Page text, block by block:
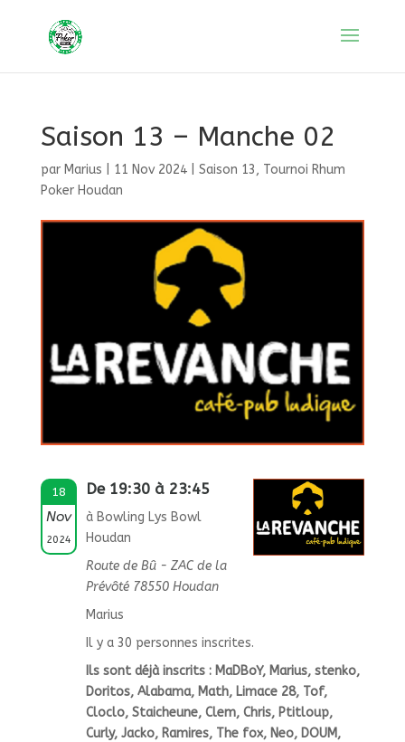
Saison 13 – Manche 02
par Marius 11 Nov 2024| Saison 13, Tournoi Rhum
Poker Houdan
18
Nov
2024
De 19:30 à 23:45
à Bowling Lys Bowl
Houdan
Route de Bû - ZAC de la
Prévôté 78550 Houdan
Marius
Il y a 30 personnes inscrites.
Ils sont déjà inscrits : MaDBoY, Marius, stenko,
Doritos, Alabama, Math, Limace 28, Tof,
Cloclo, Staicheune, Clem, Chris, Ptitloup,
Curly, Jacko, Ramires, The fox, Neo, DOUM,